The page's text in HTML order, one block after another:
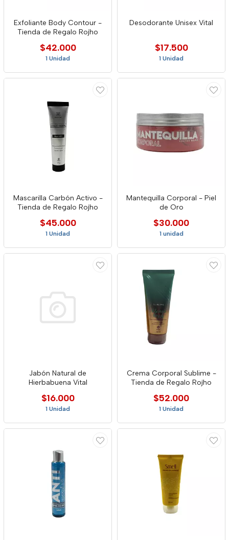
Exfoliante Body Contour -
Tienda de Regalo Rojho
$42.000
1 Unidad
Desodorante Unisex Vital
$17.500
1 Unidad
Mascarilla Carbón Activo -
Tienda de Regalo Rojho
$45.000
1 Unidad
Mantequilla Corporal - Piel
de Oro
$30.000
1 unidad
Jabón Natural de
Hierbabuena Vital
$16.000
1 Unidad
Crema Corporal Sublime -
Tienda de Regalo Rojho
$52.000
1 Unidad